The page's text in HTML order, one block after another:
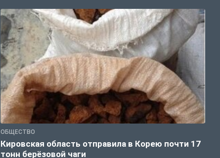
ОБЩЕСТВО
Кировская область отправила в Корею почти 17
тонн берёзовой чаги